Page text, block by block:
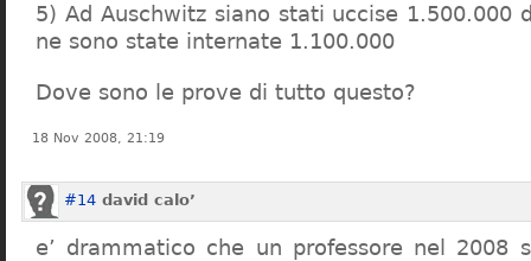
5) Ad Auschwitz siano stati uccise 1.500.000
ne sono state internate 1.100.000
Dove sono le prove di tutto questo?
18 Nov 2008, 21:19
#14 david calo’
e’ drammatico che un professore nel 2008